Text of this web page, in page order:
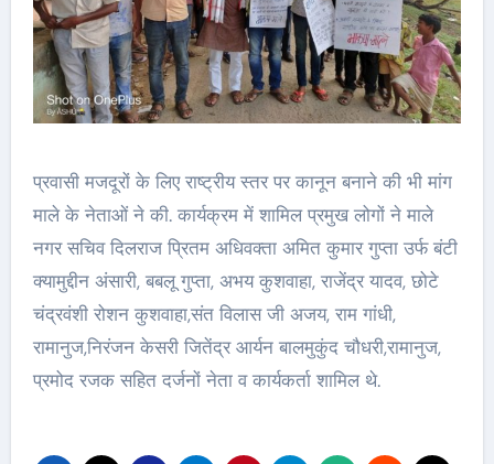
प्रवासी मजदूरों के लिए राष्ट्रीय स्तर पर कानून बनाने की भी मांग
माले के नेताओं ने की. कार्यक्रम में शामिल प्रमुख लोगों ने माले
नगर सचिव दिलराज प्रितम अधिवक्ता अमित कुमार गुप्ता उर्फ बंटी
क्यामुद्दीन अंसारी, बबलू गुप्ता, अभय कुशवाहा, राजेंद्र यादव, छोटे
चंद्रवंशी रोशन कुशवाहा,संत विलास जी अजय, राम गांधी,
रामानुज,निरंजन केसरी जितेंद्र आर्यन बालमुकुंद चौधरी,रामानुज,
प्रमोद रजक सहित दर्जनों नेता व कार्यकर्ता शामिल थे.